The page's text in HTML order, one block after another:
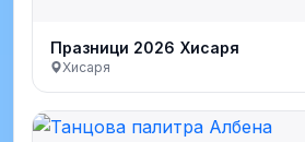
Празници 2026 Хисаря
Хисаря